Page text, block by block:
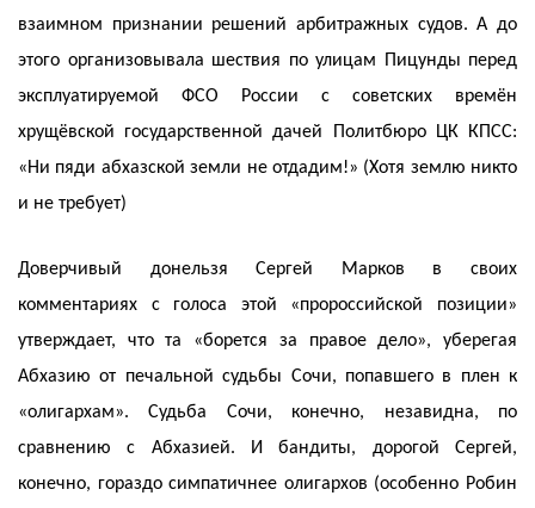
взаимном признании решений арбитражных судов. А до
этого организовывала шествия по улицам Пицунды перед
эксплуатируемой ФСО России с советских времён
хрущёвской государственной дачей Политбюро ЦК КПСС:
«Ни пяди абхазской земли не отдадим!» (Хотя землю никто
и не требует)
Доверчивый донельзя Сергей Марков в своих
комментариях с голоса этой «пророссийской позиции»
утверждает, что та «борется за правое дело», уберегая
Абхазию от печальной судьбы Сочи, попавшего в плен к
«олигархам». Судьба Сочи, конечно, незавидна, по
сравнению с Абхазией. И бандиты, дорогой Сергей,
конечно, гораздо симпатичнее олигархов (особенно Робин